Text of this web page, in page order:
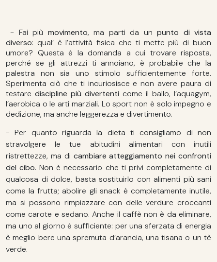
- Fai più movimento, ma parti da unpunto di vista
diverso: qual’ è l’attività fisica che ti mette più di buon
umore? Questa è la domanda a cui trovare risposta,
perché se gli attrezzi ti annoiano, è probabile che la
palestra non sia uno stimolo sufficientemente forte.
Sperimenta ciò che ti incuriosisce e non avere paura di
testare discipline più divertenti come il ballo, l’aquagym,
l’aerobica o le arti marziali. Lo sport non è solo impegno e
dedizione, ma anche leggerezza e divertimento.
- Per quanto riguarda la dieta ti consigliamo di non
stravolgere le tue abitudini alimentari con inutili
ristrettezze, ma di cambiare atteggiamento nei confronti
del cibo. Non è necessario che ti privi completamente di
qualcosa di dolce, basta sostituirlo con alimenti più sani
come la frutta; abolire gli snack è completamente inutile,
ma si possono rimpiazzare con delle verdure croccanti
come carote e sedano. Anche il caffè non è da eliminare,
ma uno al giorno è sufficiente: per una sferzata di energia
è meglio bere una spremuta d’arancia, una tisana o un tè
verde.